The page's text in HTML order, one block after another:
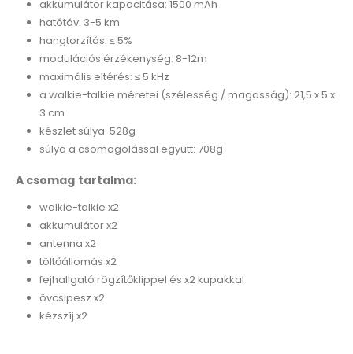
akkumulátor kapacitása: 1500 mAh
hatótáv: 3-5 km
hangtorzítás: ≤ 5%
modulációs érzékenység: 8-12m
maximális eltérés: ≤ 5 kHz
a walkie-talkie méretei (szélesség / magasság): 21,5 x 5 x
3 cm
készlet súlya: 528g
súlya a csomagolással együtt: 708g
A csomag tartalma:
walkie-talkie x2
akkumulátor x2
antenna x2
töltőállomás x2
fejhallgató rögzítőklippel és x2 kupakkal
övcsipesz x2
kézszíj x2